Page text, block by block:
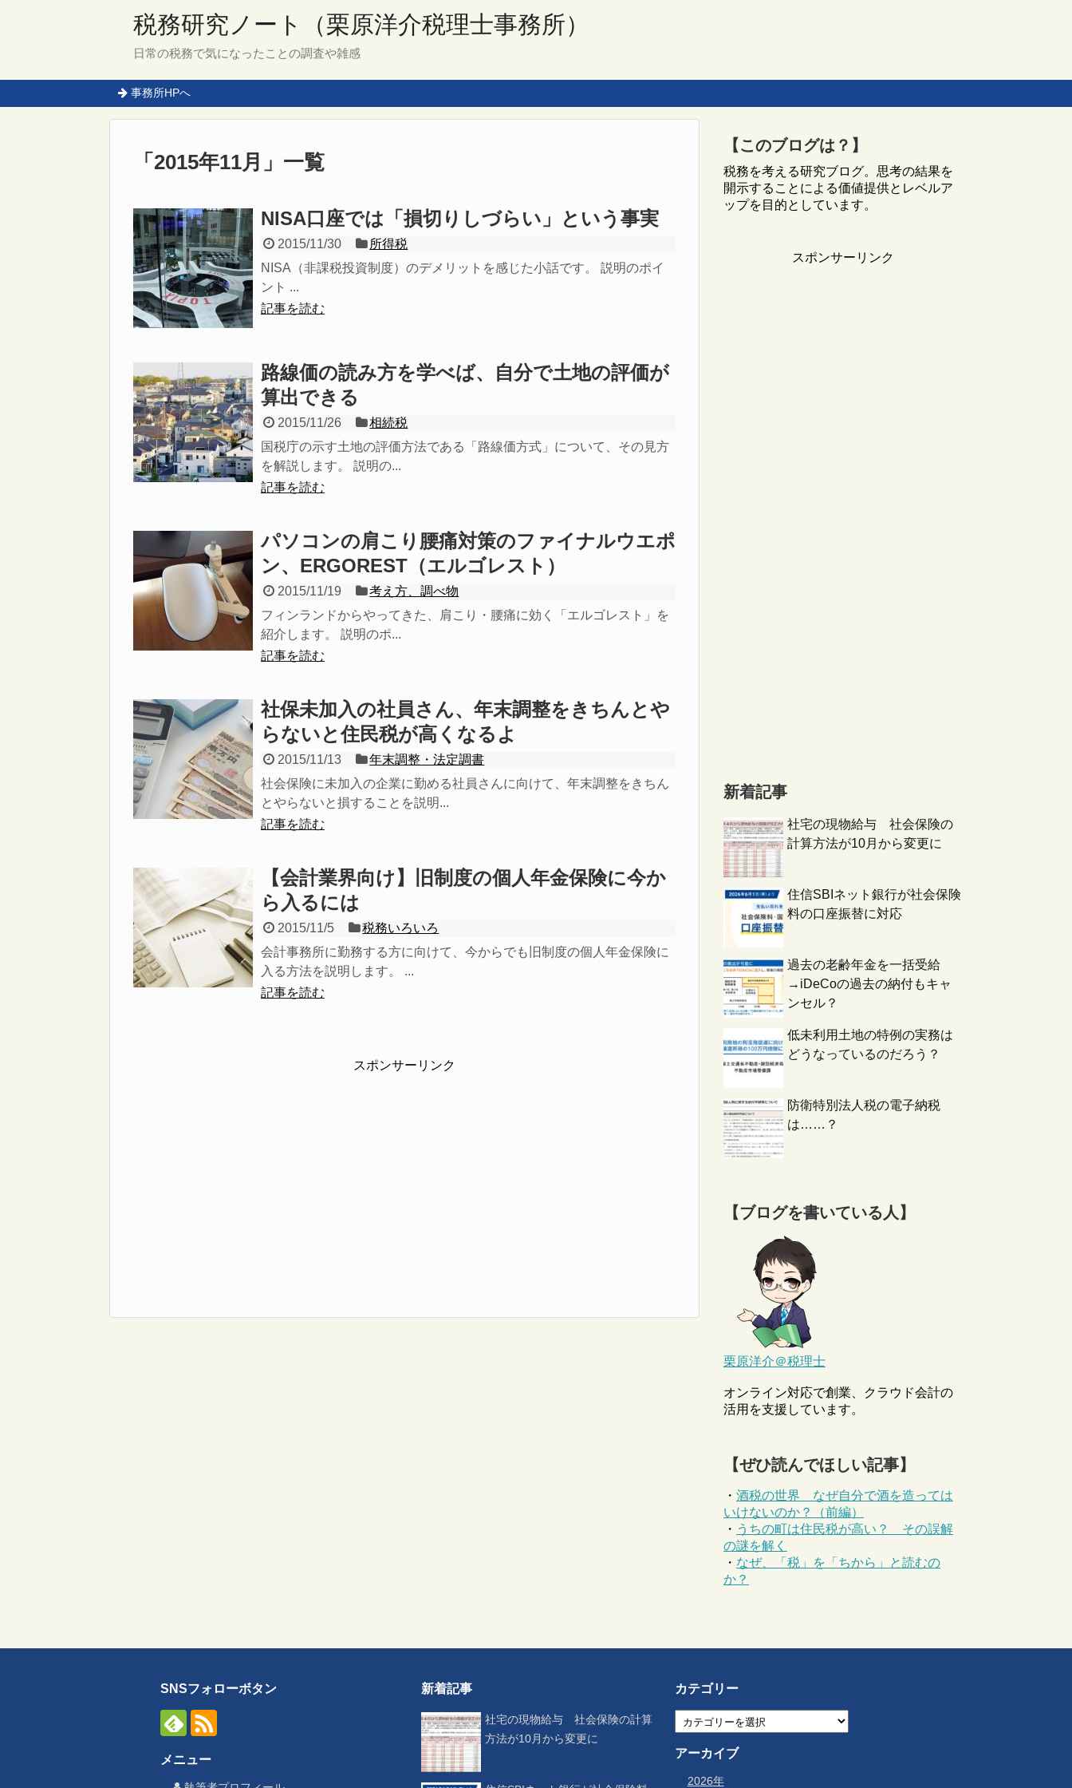
税務研究ノート（栗原洋介税理士事務所）
日常の税務で気になったことの調査や雑感
事務所HPへ
「 2015年11月 」 一覧
NISA口座では「損切りしづらい」という事実
2015/11/30
所得税
NISA（非課税投資制度）のデメリットを感じた小話です。 説明のポイ
ント ...
記事を読む
路線価の読み方を学べば、自分で土地の評価が
算出できる
2015/11/26
相続税
国税庁の示す土地の評価方法である「路線価方式」について、その見方
を解説します。 説明の...
記事を読む
パソコンの肩こり腰痛対策のファイナルウエポ
ン、ERGOREST（エルゴレスト）
2015/11/19
考え方、調べ物
フィンランドからやってきた、肩こり・腰痛に効く「エルゴレスト」を
紹介します。 説明のポ...
記事を読む
社保未加入の社員さん、年末調整をきちんとや
らないと住民税が高くなるよ
2015/11/13
年末調整・法定調書
社会保険に未加入の企業に勤める社員さんに向けて、年末調整をきちん
とやらないと損することを説明...
記事を読む
【会計業界向け】旧制度の個人年金保険に今か
ら入るには
2015/11/5
税務いろいろ
会計事務所に勤務する方に向けて、今からでも旧制度の個人年金保険に
入る方法を説明します。 ...
記事を読む
スポンサーリンク
【このブログは？】
税務を考える研究ブログ。思考の結果を
開示することによる価値提供とレベルア
ップを目的としています。
スポンサーリンク
新着記事
社宅の現物給与 社会保険の
計算方法が10月から変更に
住信SBIネット銀行が社会保険
料の口座振替に対応
過去の老齢年金を一括受給
→iDeCoの過去の納付もキャ
ンセル？
低未利用土地の特例の実務は
どうなっているのだろう？
防衛特別法人税の電子納税
は……？
【ブログを書いている人】
栗原洋介＠税理士
オンライン対応で創業、クラウド会計の
活用を支援しています。
【ぜひ読んでほしい記事】
・ 酒税の世界 なぜ自分で酒を造っては
いけないのか？（前編）
・ うちの町は住民税が高い？ その誤解
の謎を解く
・ なぜ、「税」を「ちから」と読むの
か？
SNSフォローボタン
メニュー
新着記事
社宅の現物給与 社会保険の計算
方法が10月から変更に
カテゴリー
アーカイブ
2026年